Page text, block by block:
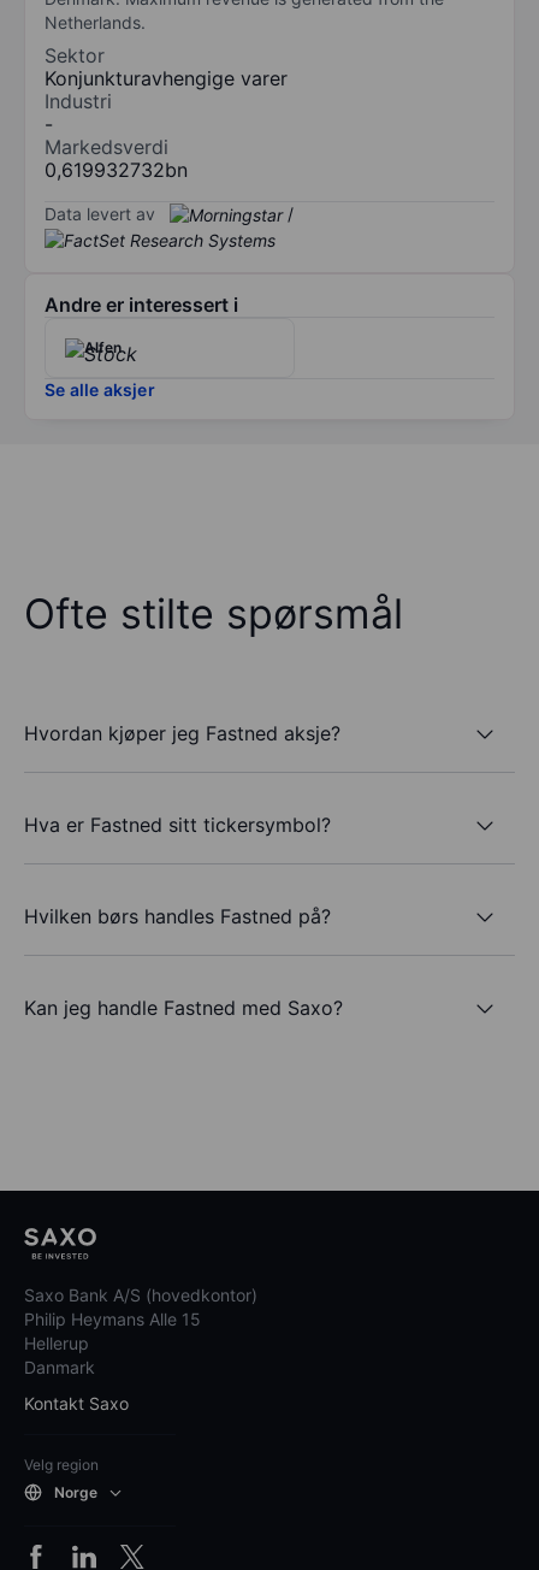
Netherlands.
Sektor
Konjunkturavhengige varer
Industri
-
Markedsverdi
0,619932732bn
Data levert av /
Andre er interessert i
Alfen
Se alle aksjer
Ofte stilte spørsmål
Hvordan kjøper jeg Fastned aksje?
Hva er Fastned sitt tickersymbol?
Hvilken børs handles Fastned på?
Kan jeg handle Fastned med Saxo?
Saxo Bank A/S (hovedkontor)
Philip Heymans Alle 15
Hellerup
Danmark
Kontakt Saxo
Velg region
Norge